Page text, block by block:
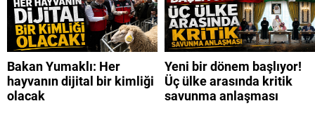
Bakan Yumaklı: Her
hayvanın dijital bir kimliği
olacak
Yeni bir dönem başlıyor!
Üç ülke arasında kritik
savunma anlaşması